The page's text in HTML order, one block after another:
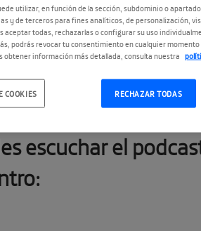
escuchar el
utilizar, en función de la sección, subdominio o
y de terceros para fines analíticos, de personalización,
aceptar todas, rechazarlas o configurar su uso
podrás revocar tu consentimiento en cualquier momento
obtener información más detallada, consulta nuestra
RECHAZAR TODAS
COOKIES